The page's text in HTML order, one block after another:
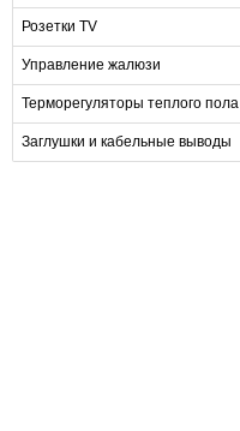
Розетки TV
Управление жалюзи
Терморегуляторы теплого пола
Заглушки и кабельные выводы